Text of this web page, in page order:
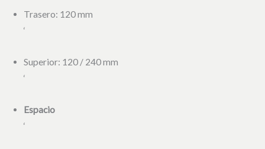
Trasero: 120 mm
‘
Superior: 120 / 240 mm
‘
Espacio
‘